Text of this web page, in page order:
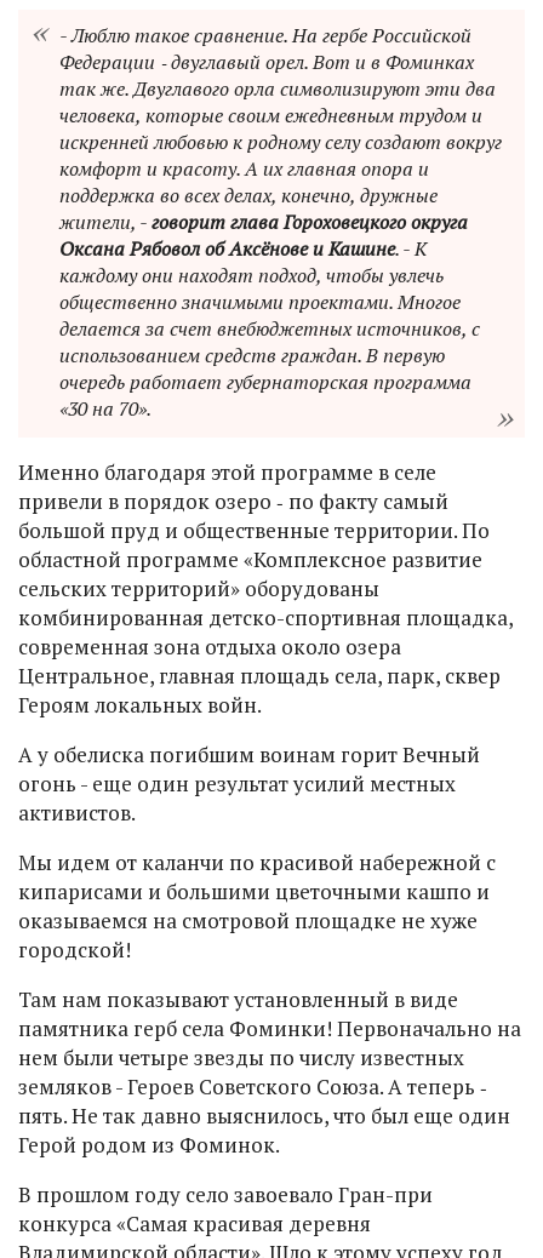
- Люблю такое сравнение. На гербе Российской
Федерации ‑ двуглавый орел. Вот и в Фоминках
так же. Двуглавого орла символизируют эти два
человека, которые своим ежедневным трудом и
искренней любовью к родному селу создают вокруг
комфорт и красоту. А их главная опора и
поддержка во всех делах, конечно, дружные
жители, -говорит глава Гороховецкого округа
Оксана Рябовол об Аксёнове и Кашине. - К
каждому они находят подход, чтобы увлечь
общественно значимыми проектами. Многое
делается за счет внебюджетных источников, с
использованием средств граждан. В первую
очередь работает губернаторская программа
«30 на 70».
Именно благодаря этой программе в селе
привели в порядок озеро ‑ по факту самый
большой пруд и общественные территории. По
областной программе «Комплексное развитие
сельских территорий» оборудованы
комбинированная детско-спортивная площадка,
современная зона отдыха около озера
Центральное, главная площадь села, парк, сквер
Героям локальных войн.
А у обелиска погибшим воинам горит Вечный
огонь - еще один результат усилий местных
активистов.
Мы идем от каланчи по красивой набережной с
кипарисами и большими цветочными кашпо и
оказываемся на смотровой площадке не хуже
городской!
Там нам показывают установленный в виде
памятника герб села Фоминки! Первоначально на
нем были четыре звезды по числу известных
земляков - Героев Советского Союза. А теперь ‑
пять. Не так давно выяснилось, что был еще один
Герой родом из Фоминок.
В прошлом году село завоевало Гран-при
конкурса «Самая красивая деревня